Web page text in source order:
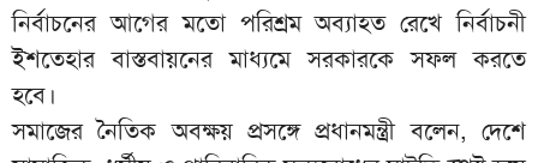
নির্বাচনের আগের মতো পরিশ্রম অব্যাহত রেখে নির্বাচনী
ইশতেহার বাস্তবায়নের মাধ্যমে সরকারকে সফল করতে
হবে।
সমাজের নৈতিক অবক্ষয় প্রসঙ্গে প্রধানমন্ত্রী বলেন, দেশে